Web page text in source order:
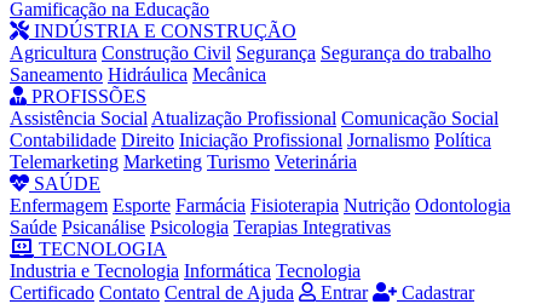
Gamificação na Educação
INDÚSTRIA E CONSTRUÇÃO
Agricultura Construção Civil Segurança Segurança do trabalho
Saneamento Hidráulica Mecânica
PROFISSÕES
Assistência Social Atualização Profissional Comunicação Social
Contabilidade Direito Iniciação Profissional Jornalismo Política
Telemarketing Marketing Turismo Veterinária
SAÚDE
Enfermagem Esporte Farmácia Fisioterapia Nutrição Odontologia
Saúde Psicanálise Psicologia Terapias Integrativas
TECNOLOGIA
Industria e Tecnologia Informática Tecnologia
Certificado Contato Central de Ajuda Entrar Cadastrar